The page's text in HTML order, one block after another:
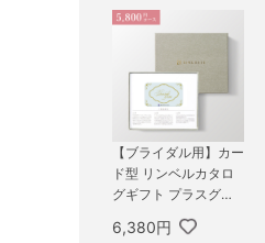
【ブライダル用】カー
ド型 リンベルカタロ
グギフト プラスグル
SSIC） 5,800円コー
6,380円